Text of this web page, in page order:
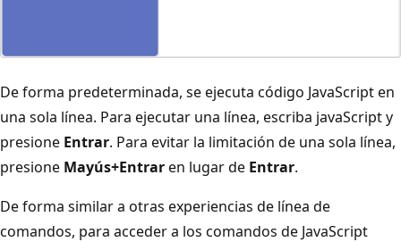
De forma predeterminada, se ejecuta código JavaScript en
una sola línea. Para ejecutar una línea, escriba javaScript y
presione Entrar. Para evitar la limitación de una sola línea,
presione Mayús+Entraren lugar de Entrar.
De forma similar a otras experiencias de línea de
comandos, para acceder a los comandos de JavaScript